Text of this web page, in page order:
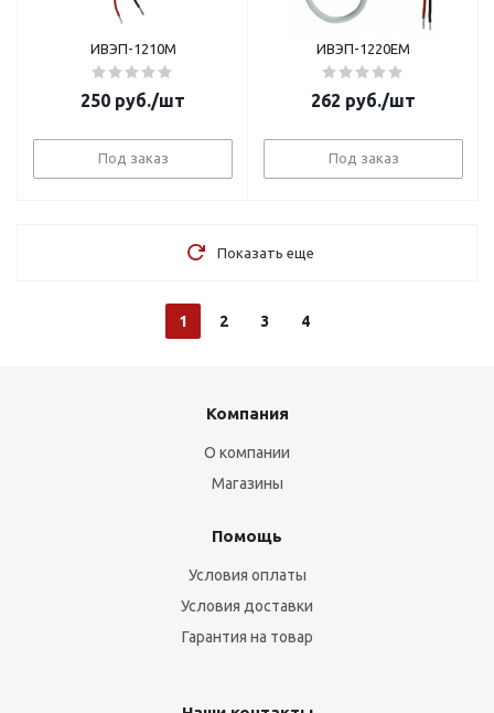
ИВЭП-1210M
250 руб./шт
Под заказ
ИВЭП-1220ЕM
262 руб./шт
Под заказ
Показать еще
1 2 3 4
Компания
О компании
Магазины
Помощь
Условия оплаты
Условия доставки
Гарантия на товар